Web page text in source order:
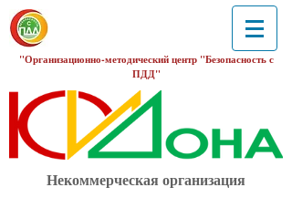
"Организационно-методический центр "Безопасность с
ПДД"
Некоммерческая организация